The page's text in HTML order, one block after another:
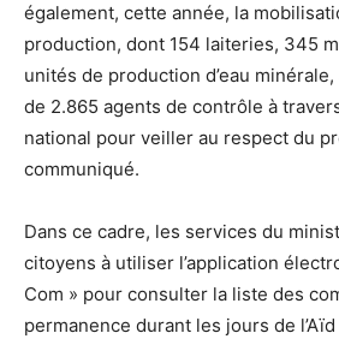
également, cette année, la
production, dont 154 laiteries, 345
unités de production d’eau
de 2.865 agents de contrôle à
national pour veiller au respect du
communiqué.
Dans ce cadre, les services du
citoyens à utiliser l’application
Com » pour consulter la liste des
permanence durant les jours de